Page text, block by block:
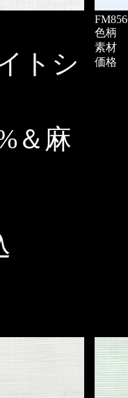
トシ
＆麻
色柄 |
素材
価格 |